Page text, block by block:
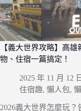
【義大世界攻略】高
物、住宿一篇搞定！
2025 年 11 月 12 日
住宿趣, 懶人包,
2026義大世界怎麼玩